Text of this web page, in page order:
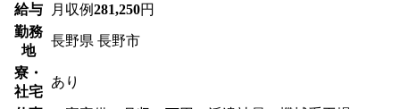
給与 月収例281,250円
勤務
地
長野県 長野市
寮・
社宅
あり